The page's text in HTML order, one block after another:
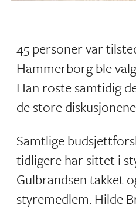
45 personer var
Hammerborg ble
Han roste samtidig
de store
Samtlige
tidligere har sittet i
Gulbrandsen takket
styremedlem. Hilde